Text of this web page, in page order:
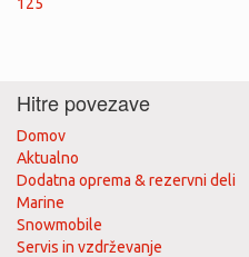
Hitre povezave
Domov
Aktualno
Dodatna oprema & rezervni deli
Marine
Snowmobile
Servis in vzdrževanje